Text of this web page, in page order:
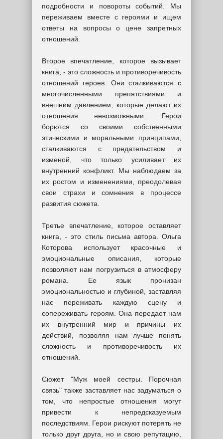
подробности и повороты событий. Мы
переживаем вместе с героями и ищем
ответы на вопросы о цене запретных
отношений.
Второе впечатление, которое вызывает
книга, - это сложность и противоречивость
отношений героев. Они сталкиваются с
многочисленными препятствиями и
внешним давлением, которые делают их
отношения невозможными. Герои
борются со своими собственными
этическими и моральными принципами,
сталкиваются с предательством и
изменой, что только усиливает их
внутренний конфликт. Мы наблюдаем за
их ростом и изменениями, преодолевая
свои страхи и сомнения в процессе
развития сюжета.
Третье впечатление, которое оставляет
книга, - это стиль письма автора. Ольга
Которова использует красочные и
эмоциональные описания, которые
позволяют нам погрузиться в атмосферу
романа. Ее язык пронизан
эмоциональностью и глубиной, заставляя
нас переживать каждую сцену и
сопереживать героям. Она передает нам
их внутренний мир и причины их
действий, позволяя нам лучше понять
сложность и противоречивость их
отношений.
Сюжет "Муж моей сестры. Порочная
связь" также заставляет нас задуматься о
том, что непростые отношения могут
привести к непредсказуемым
последствиям. Герои рискуют потерять не
только друг друга, но и свою репутацию,